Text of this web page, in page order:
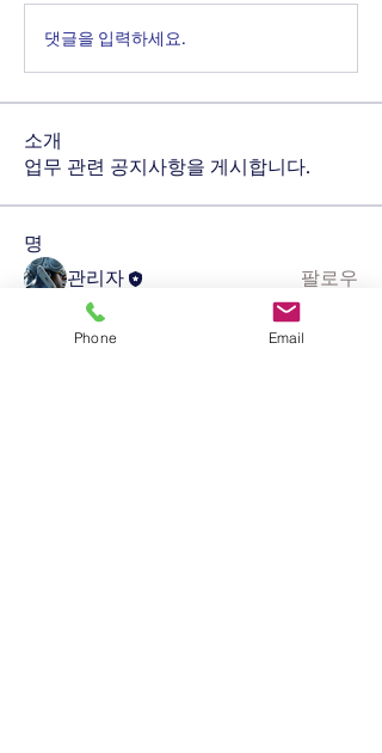
댓글을 입력하세요.
소개
업무 관련 공지사항을 게시합니다.
명
관리자
팔로우
전체 회원 보기(1명)
Phone Email